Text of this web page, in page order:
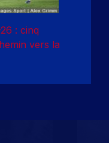
: cinq
vers la